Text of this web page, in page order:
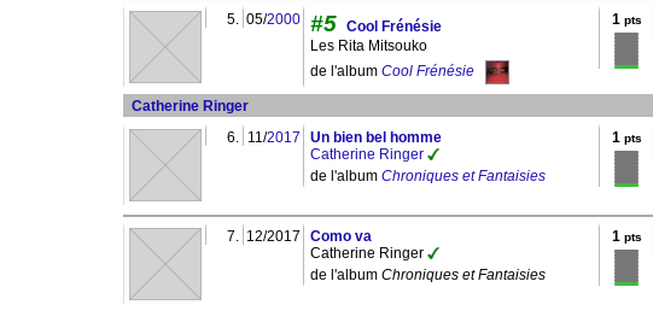
5. 05/2000 #5 Cool Frénésie
Les Rita Mitsouko
de l'album Cool Frénésie
1 pts
Catherine Ringer
6.
11/2017
Un bien bel homme
Catherine Ringer
de l'album Chroniques et Fantaisies
1 pts
7. 12/2017
Como va
Catherine Ringer
de l'album Chroniques et Fantaisies
1 pts